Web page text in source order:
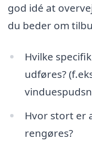
god idé at
du beder om
Hvilke
udføres?
Hvor stort er
rengøres?